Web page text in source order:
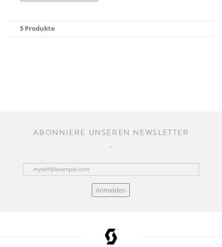
5 Produkte
ABONNIERE UNSEREN NEWSLETTER
Anmelden